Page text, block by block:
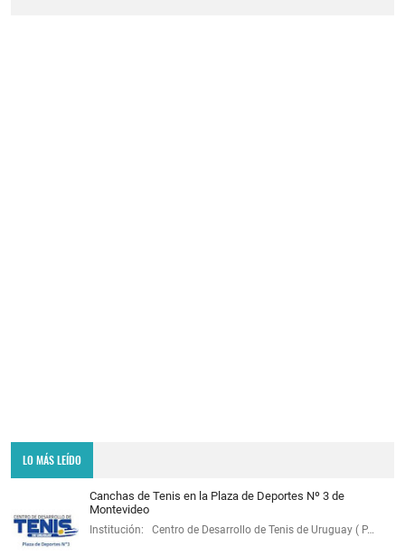
LO MÁS LEÍDO
Canchas de Tenis en la Plaza de Deportes Nº 3 de
Montevideo
Institución: Centro de Desarrollo de Tenis de Uruguay ( P…